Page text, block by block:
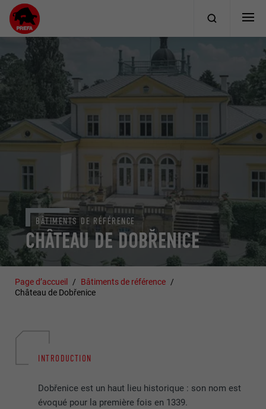
CHÂTEAU DE DOBŘENICE
BÂTIMENTS DE RÉFÉRENCE
Page d’accueil
Bâtiments de référence
Château de Dobřenice
INTRODUCTION
Dobřenice est un haut lieu historique : son nom est
évoqué pour la première fois en 1339.